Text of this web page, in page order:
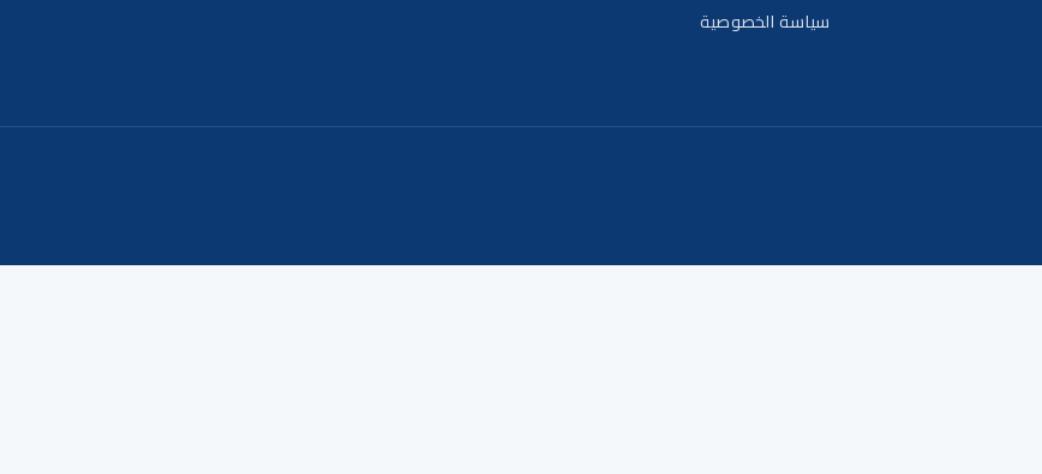
سياسة الخصوصية